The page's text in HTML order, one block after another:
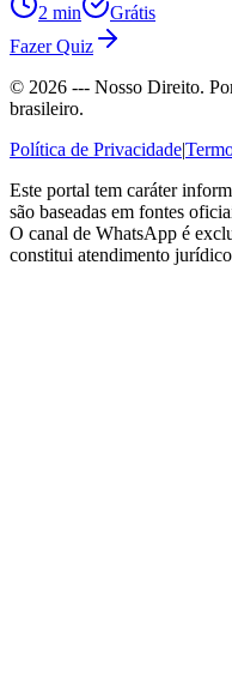
2 min
Grátis
Fazer Quiz
© 2026 --- Nosso Direito.
brasileiro.
Política de Privacidade|
Este portal tem caráter
são baseadas em fontes
O canal de WhatsApp é
constitui atendimento